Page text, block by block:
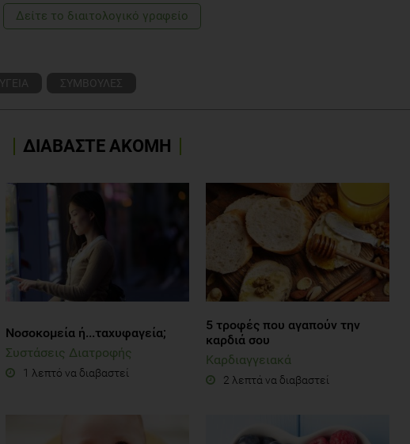
Δείτε το διαιτολογικό γραφείο
ΥΓΕΙΑ ΣΥΜΒΟΥΛΕΣ
ΔΙΑΒΑΣΤΕ ΑΚΟΜΗ
Νοσοκομεία ή...ταχυφαγεία;
Συστάσεις Διατροφής
1 λεπτό να διαβαστεί
5 τροφές που αγαπούν την
καρδιά σου
Καρδιαγγειακά
2 λεπτά να διαβαστεί